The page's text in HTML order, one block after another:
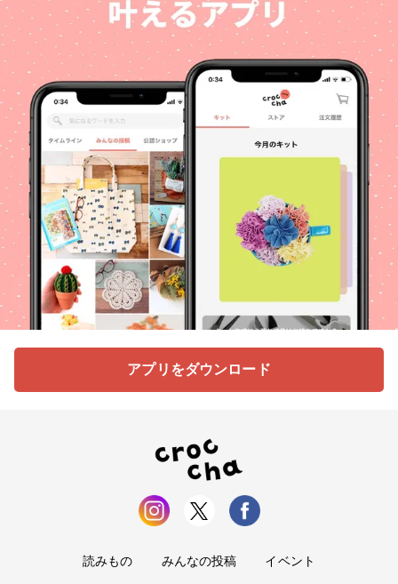
アプリをダウンロード
読みもの みんなの投稿 イベント